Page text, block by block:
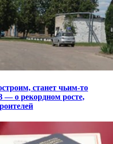
станет чьим-то
— о рекордном росте,